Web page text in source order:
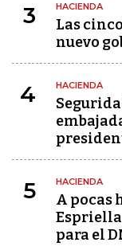
3 HACIENDA
Las
nuevo
4 HACIENDA
5 HACIENDA
A pocas
para el